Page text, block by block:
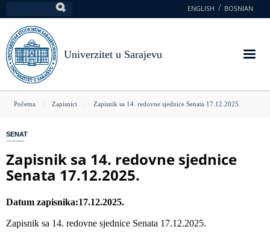
na
glavni
sadržaj
ENGLISH BOSNIAN
Univerzitet u Sarajevu
You
here
Početna Zapisnici Zapisnik sa 14. redovne sjednice Senata 17.12.2025.
SENAT
Zapisnik sa 14. redovne sjednice
Senata 17.12.2025.
Datum zapisnika 17.12.2025.
Zapisnik sa 14. redovne sjednice Senata 17.12.2025.